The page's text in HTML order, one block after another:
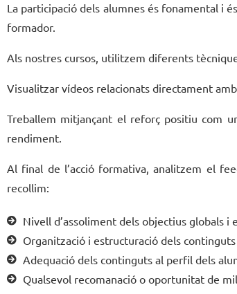
La participació dels alumnes és fonamental i
formador.
Als nostres cursos, utilitzem diferents
Visualitzar vídeos relacionats directament
Treballem mitjançant el reforç positiu com
rendiment.
Al final de l’acció formativa, analitzem el
recollim:
Nivell d’assoliment dels objectius globals i
Organització i estructuració dels continguts
Adequació dels continguts al perfil dels
Qualsevol recomanació o oportunitat de